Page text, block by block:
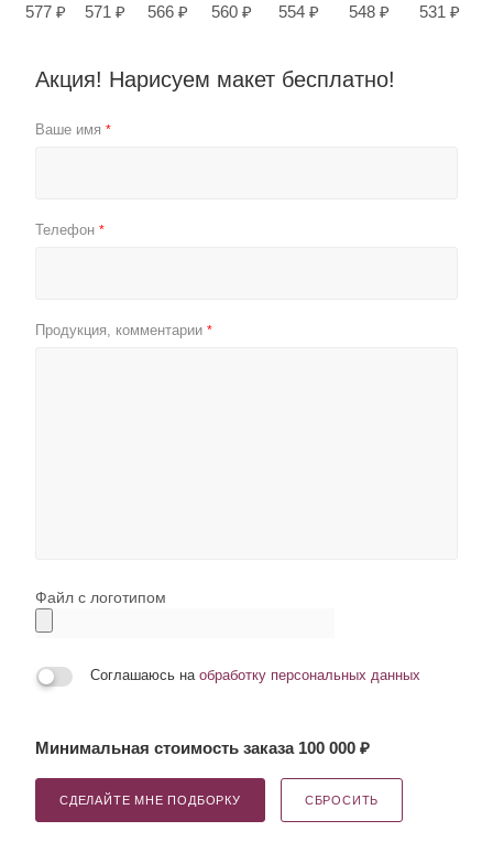
577 ₽
571 ₽
566 ₽
560 ₽
554 ₽
548 ₽
531 ₽
Акция! Нарисуем макет бесплатно!
Ваше имя *
Телефон *
Продукция, комментарии *
Файл с логотипом
Соглашаюсь на обработку персональных данных
Минимальная стоимость заказа 100 000 ₽
СДЕЛАЙТЕ МНЕ ПОДБОРКУ СБРОСИТЬ